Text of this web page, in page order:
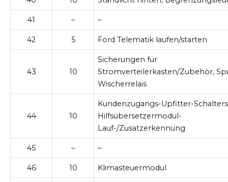
41 – –
42 5 Ford Telematik laufen/starten
43 10
Sicherungen für
Stromverteilerkasten/Zubehör,
Wischerrelais
44 10
Kundenzugangs-Upfitter-
Hilfsübersetzermodul-
Lauf-/Zusatzerkennung
45 – –
46 10 Klimasteuermodul